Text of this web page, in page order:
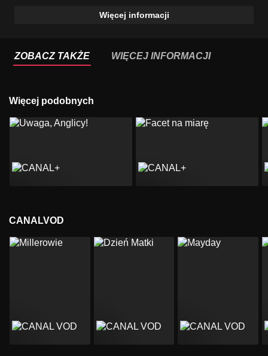
Więcej informacji
ZOBACZ TAKŻE WIĘCEJ INFORMACJI
Więcej podobnych
CANALVOD